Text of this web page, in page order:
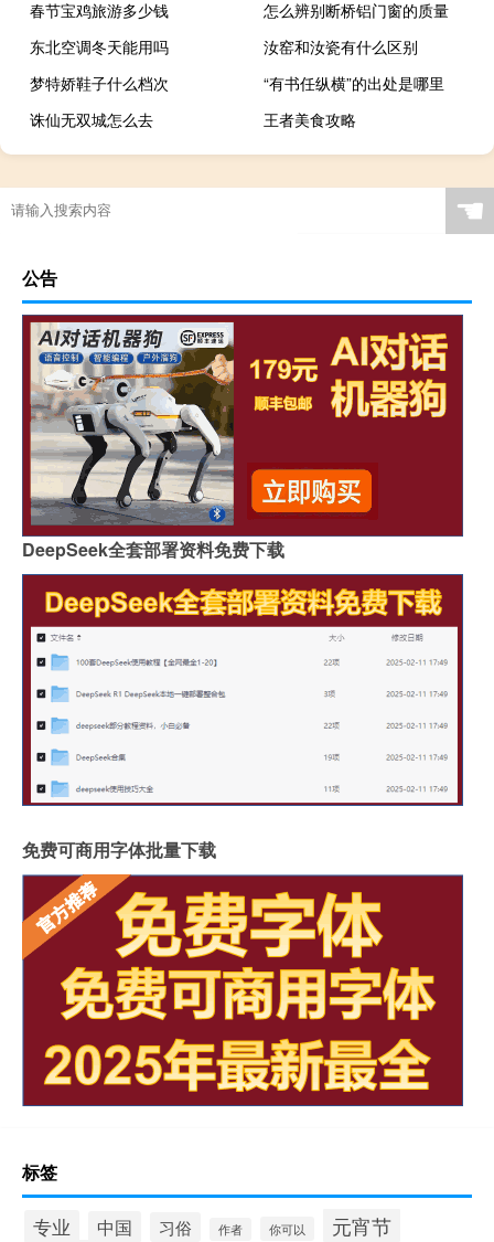
春节宝鸡旅游多少钱
怎么辨别断桥铝门窗的质量
东北空调冬天能用吗
汝窑和汝瓷有什么区别
梦特娇鞋子什么档次
“有书任纵横”的出处是哪里
诛仙无双城怎么去
王者美食攻略
☚
公告
DeepSeek全套部署资料免费下载
免费可商用字体批量下载
标签
专业 中国 习俗 作者 你可以 元宵节